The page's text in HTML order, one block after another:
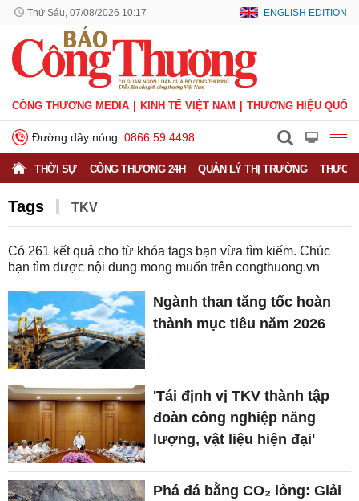
Thứ Sáu, 07/08/2026 10:17 ENGLISH EDITION
CÔNG THƯƠNG MEDIA KINH TẾ VIỆT NAM THƯƠNG HIỆU QUỐC
Đường dây nóng: 0866.59.4498
THỜI SỰ CÔNG THƯƠNG 24H QUẢN LÝ THỊ TRƯỜNG
Tags TKV
Có 261 kết quả cho từ khóa tags bạn vừa tìm kiếm. Chúc
bạn tìm được nội dung mong muốn trên congthuong.vn
Ngành than tăng tốc hoàn
thành mục tiêu năm 2026
'Tái định vị TKV thành tập
đoàn công nghiệp năng
lượng, vật liệu hiện đại'
Phá đá bằng CO₂ lỏng: Giải